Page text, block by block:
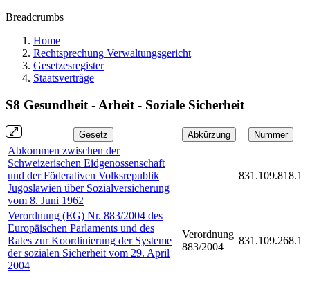
Breadcrumbs
Home
Rechtsprechung Verwaltungsgericht
Gesetzesregister
Staatsverträge
S8 Gesundheit - Arbeit - Soziale Sicherheit
Gesetz Abkürzung Nummer
Abkommen zwischen der
Schweizerischen Eidgenossenschaft
und der Föderativen Volksrepublik
Jugoslawien über Sozialversicherung
vom 8. Juni 1962
831.109.818.1
Verordnung (EG) Nr. 883/2004 des
Europäischen Parlaments und des
Rates zur Koordinierung der Systeme
der sozialen Sicherheit vom 29. April
2004
Verordnung
883/2004
831.109.268.1